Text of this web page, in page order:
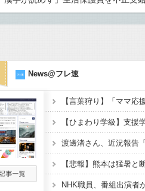
News@フレ速
【ひまわり学級】支援
渡邊渚さん、近況報告